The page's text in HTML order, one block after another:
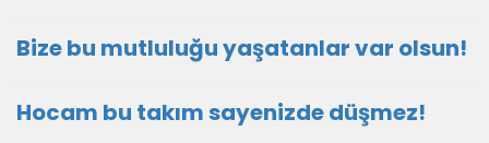
Bize bu mutluluğu yaşatanlar var olsun!
Hocam bu takım sayenizde düşmez!